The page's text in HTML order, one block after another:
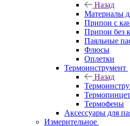
Назад
Материалы
Припои с
Припои без
Паяльные
Флюсы
Оплетки
Термоинструмент
Назад
Термофены
Аксессуары для
Измерительное